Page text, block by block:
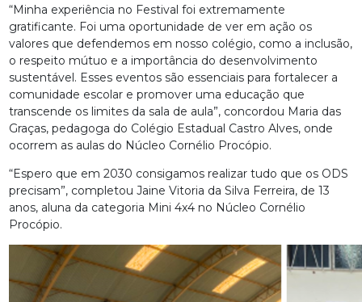
“Minha experiência no Festival foi extremamente
gratificante. Foi uma oportunidade de ver em ação os
valores que defendemos em nosso colégio, como a inclusão,
o respeito mútuo e a importância do desenvolvimento
sustentável. Esses eventos são essenciais para fortalecer a
comunidade escolar e promover uma educação que
transcende os limites da sala de aula”, concordou Maria das
Graças, pedagoga do Colégio Estadual Castro Alves, onde
ocorrem as aulas do Núcleo Cornélio Procópio.
“Espero que em 2030 consigamos realizar tudo que os ODS
precisam”, completou Jaine Vitoria da Silva Ferreira, de 13
anos, aluna da categoria Mini 4x4 no Núcleo Cornélio
Procópio.